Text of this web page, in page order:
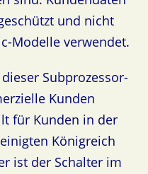
und nicht
Modelle verwendet.
dieser Subprozessor-
Kunden
für Kunden in der
Königreich
ist der Schalter im